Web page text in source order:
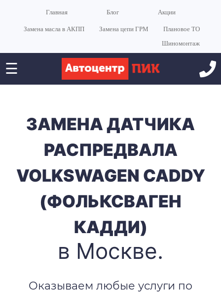
Главная Блог Акции
Замена масла в АКПП Замена цепи ГРМ
Плановое ТО
Шиномонтаж
☰
ЗАМЕНА ДАТЧИКА
РАСПРЕДВАЛА
VOLKSWAGEN CADDY
(ФОЛЬКСВАГЕН
КАДДИ)
в Москве.
Оказываем любые услуги по